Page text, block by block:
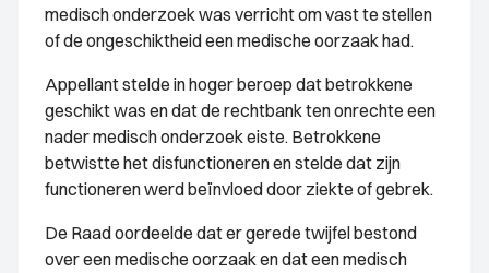
medisch onderzoek was verricht om vast te stellen
of de ongeschiktheid een medische oorzaak had.
Appellant stelde in hoger beroep dat betrokkene
geschikt was en dat de rechtbank ten onrechte een
nader medisch onderzoek eiste. Betrokkene
betwistte het disfunctioneren en stelde dat zijn
functioneren werd beïnvloed door ziekte of gebrek.
De Raad oordeelde dat er gerede twijfel bestond
over een medische oorzaak en dat een medisch